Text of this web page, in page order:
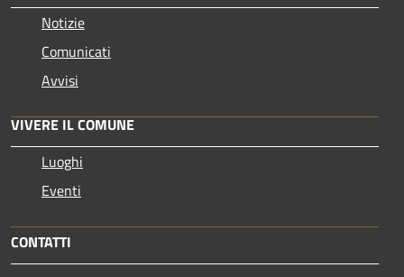
Notizie
Comunicati
Avvisi
VIVERE IL COMUNE
Luoghi
Eventi
CONTATTI